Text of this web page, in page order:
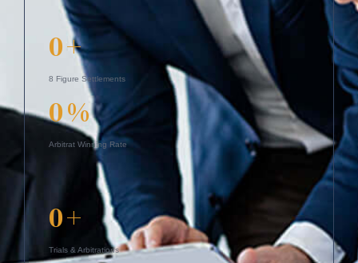
0+
8 Figure Settlements
0%
Arbitrat Winning Rate
0+
Trials & Arbitrations